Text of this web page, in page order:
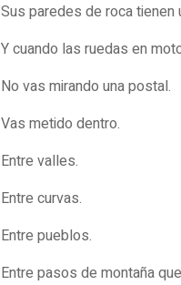
Sus paredes de roca tienen
Y cuando las ruedas en
No vas mirando una postal.
Vas metido dentro.
Entre valles.
Entre curvas.
Entre pueblos.
Entre pasos de montaña